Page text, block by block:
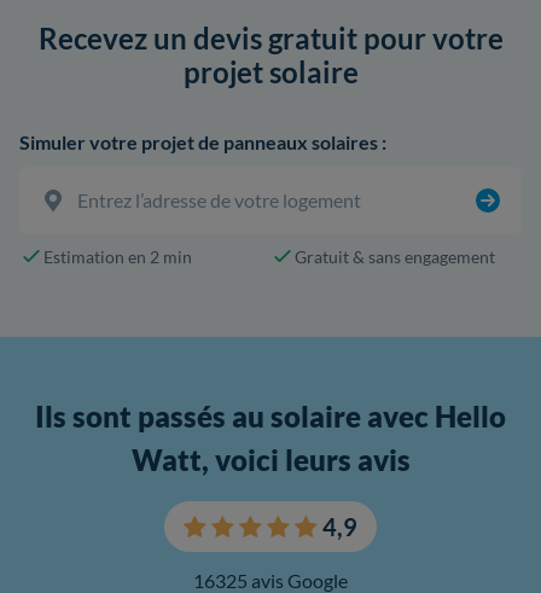
Recevez un devis gratuit pour votre
projet solaire
Simuler votre projet de panneaux solaires :
Estimation en 2 min Gratuit & sans engagement
Ils sont passés au solaire avec Hello
Watt, voici leurs avis
4,9
16325 avis Google